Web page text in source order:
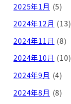
2025年1月 (5)
2024年12月 (13)
2024年11月 (8)
2024年10月 (10)
2024年9月 (4)
2024年8月 (8)